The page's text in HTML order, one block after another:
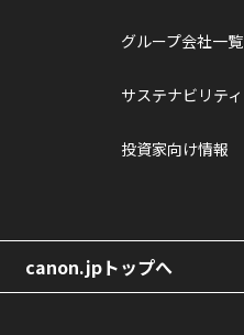
グループ会社一覧
サステナビリティ
投資家向け情報
canon.jpトップへ